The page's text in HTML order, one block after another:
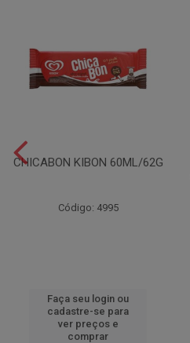
CHICABON KIBON 60ML/62G
Código: 4995
Faça seu login ou
cadastre-se para
ver preços e
comprar